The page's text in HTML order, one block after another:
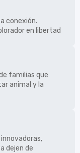
conexión.
en libertad
familias que
animal y la
dejen de